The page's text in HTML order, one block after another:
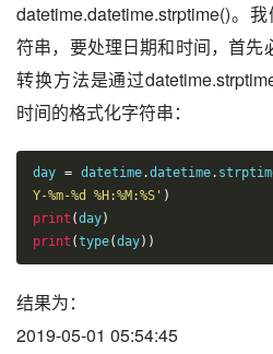
datetime.datetime.strptime()。
符串，要处理日期和时间，首先
转换方法是通过
时间的格式化字符串：
day = datetime.datetime.
Y-%m-%d %H:%M:%S' )
print (day)
print (type(day))
结果为：
2019-05-01 05:54:45